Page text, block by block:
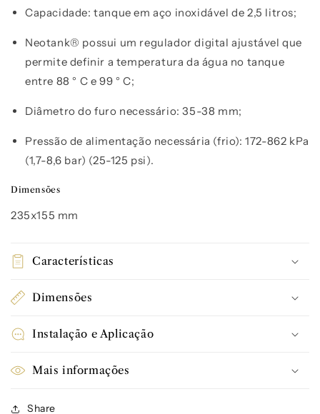
Capacidade: tanque em aço inoxidável de 2,5 litros;
Neotank® possui um regulador digital ajustável que
permite definir a temperatura da água no tanque
entre 88 ° C e 99 ° C;
Diâmetro do furo necessário: 35-38 mm;
Pressão de alimentação necessária (frio): 172-862 kPa
(1,7-8,6 bar) (25-125 psi).
Dimensões
235x155 mm
Características
Dimensões
Instalação e Aplicação
Mais informações
Share